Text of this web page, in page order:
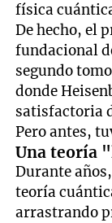
física
De hecho, el
fundacional
segundo
donde
satisfactoria
Pero antes,
Una teoría
Durante
teoría
arrastrando